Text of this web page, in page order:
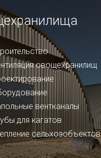
овощехранилищ
вентканалы
для кагатов
сельхозобъектов